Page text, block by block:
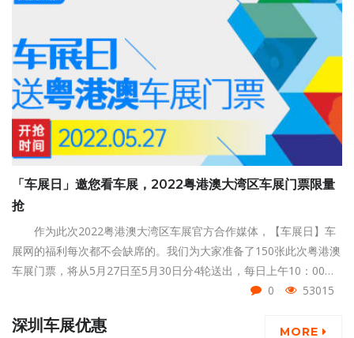
「车展日」邀您看车展，2022粤港澳大湾区车展门票限量
抢
作为此次2022粤港澳大湾区车展官方合作媒体，【车展日】车
展网的福利每次都不会缺席的。我们为大家准备了150张此次粤港澳
车展门票，将从5月27日至5月30日分4轮送出，每日上午10：00准
0 53015
深圳车展优惠 MORE